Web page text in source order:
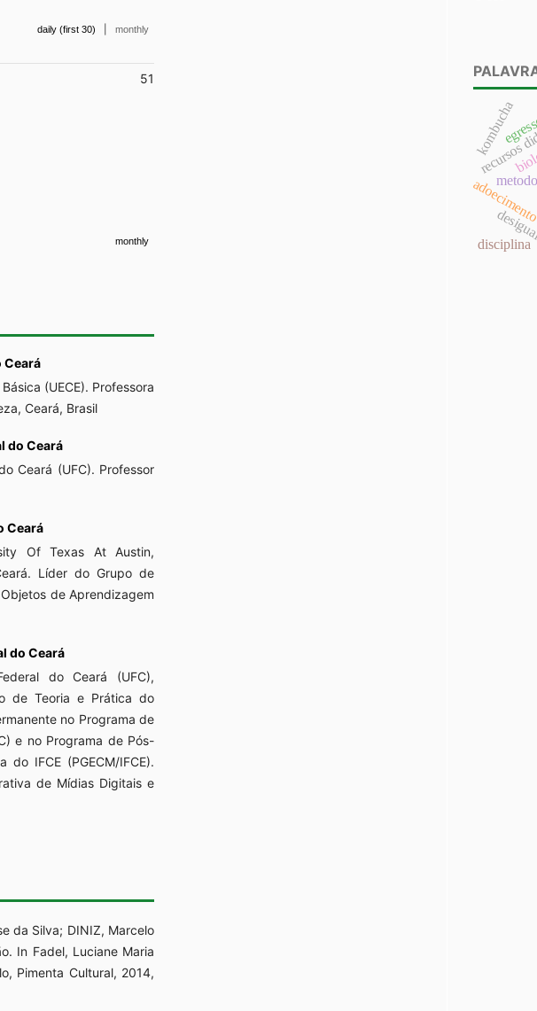
daily (first 30) monthly
51
monthly
Ceará
(UECE). Professora
Ceará, Brasil
do Ceará
Ceará (UFC). Professor
Ceará
Of Texas At Austin,
Líder do Grupo de
de Aprendizagem
do Ceará
do Ceará (UFC),
de Teoria e Prática do
no Programa de
e no Programa de Pós-
IFCE (PGECM/IFCE).
de Mídias Digitais e
da Silva; DINIZ, Marcelo
In Fadel, Luciane Maria
Pimenta Cultural, 2014,
recursos
kombucha
disciplina